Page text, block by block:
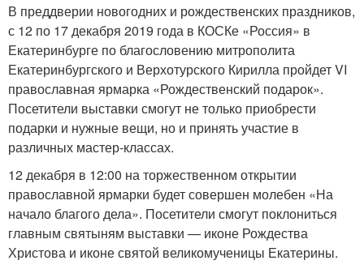
В преддверии новогодних и рождественских праздников,
с 12 по 17 декабря 2019 года в КОСКе «Россия» в
Екатеринбурге по благословению митрополита
Екатеринбургского и Верхотурского Кирилла пройдет VI
православная ярмарка «Рождественский подарок».
Посетители выставки смогут не только приобрести
подарки и нужные вещи, но и принять участие в
различных мастер-классах.
12 декабря в 12:00 на торжественном открытии
православной ярмарки будет совершен молебен «На
начало благого дела». Посетители смогут поклониться
главным святыням выставки — иконе Рождества
Христова и иконе святой великомученицы Екатерины.